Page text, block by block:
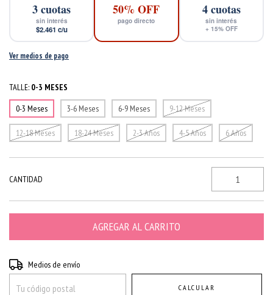
3cuotas
sin interés
$2.461 c/u
50% OFF
pago directo
4cuotas
sin interés
+ 15% OFF
Ver medios de pago
TALLE: 0-3 MESES
0-3 Meses
3-6 Meses 6-9 Meses 9-12 Meses
12-18 Meses 18-24 Meses 2-3 Años 4-5 Años 6 Años
CANTIDAD
Entregas para el CP:
Medios de envío
CALCULAR